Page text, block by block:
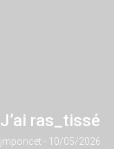
J’ai ras_tissé
jmponcet 10/05/2026